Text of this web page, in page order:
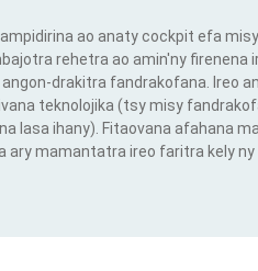
ao anaty cockpit efa
rehetra ao amin'ny firenena
drakitra fandrakofana. Ireo
teknolojika (tsy misy
lasa ihany). Fitaovana afahana
ary mamantatra ireo faritra kely ny